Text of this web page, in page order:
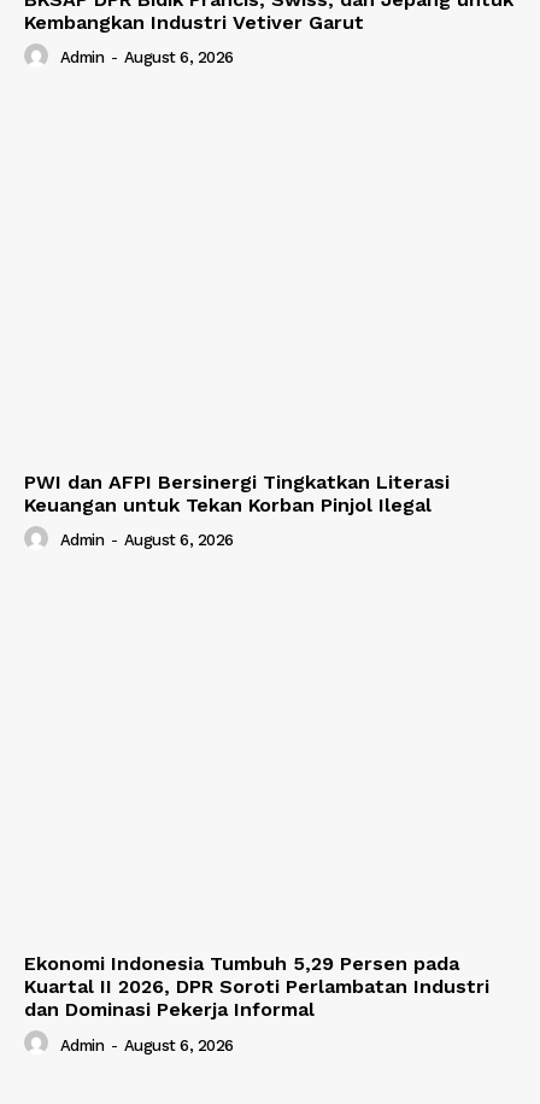
Kembangkan Industri Vetiver Garut
Admin - August 6, 2026
PWI dan AFPI Bersinergi Tingkatkan Literasi
Keuangan untuk Tekan Korban Pinjol Ilegal
Admin - August 6, 2026
Ekonomi Indonesia Tumbuh 5,29 Persen pada
Kuartal II 2026, DPR Soroti Perlambatan Industri
dan Dominasi Pekerja Informal
Admin - August 6, 2026